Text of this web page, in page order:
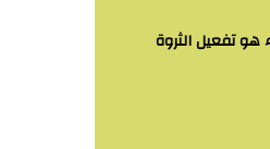
هو تفعيل الثروة